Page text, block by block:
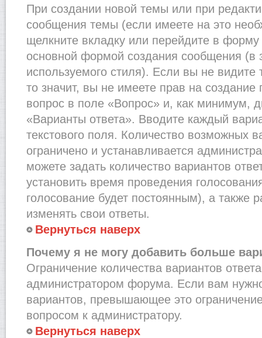
При создании новой темы или при
сообщения темы (если имеете на это
щелкните вкладку или перейдите в
основной формой создания сообщения (в
используемого стиля). Если вы не
то значит, вы не имеете прав на создание
вопрос в поле «Вопрос» и, как минимум,
«Варианты ответа». Вводите каждый
текстового поля. Количество возможных
ограничено и устанавливается
можете задать количество вариантов
установить время проведения
голосование будет постоянным), а также
изменять свои ответы.
Вернуться наверх
Почему я не могу добавить больше
Ограничение количества вариантов
администратором форума. Если вам
вариантов, превышающее это
вопросом к администратору.
Вернуться наверх